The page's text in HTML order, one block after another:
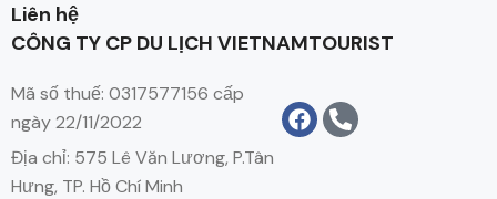
Liên hệ
CÔNG TY CP DU LỊCH VIETNAMTOURIST
Mã số thuế: 0317577156 cấp
ngày 22/11/2022
Địa chỉ: 575 Lê Văn Lương, P.Tân
Hưng, TP. Hồ Chí Minh